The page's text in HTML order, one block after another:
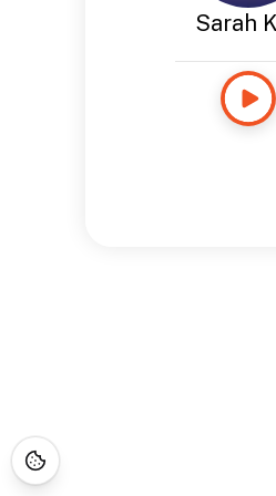
Sarah